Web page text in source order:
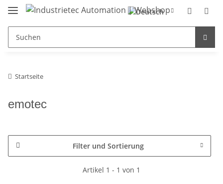
Startseite
emotec
Filter und Sortierung
Artikel 1 - 1 von 1